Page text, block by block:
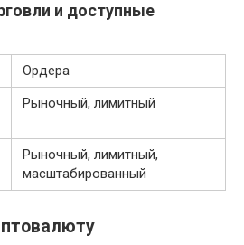
и доступные
Ордера
Рыночный, лимитный
Рыночный, лимитный,
масштабированный